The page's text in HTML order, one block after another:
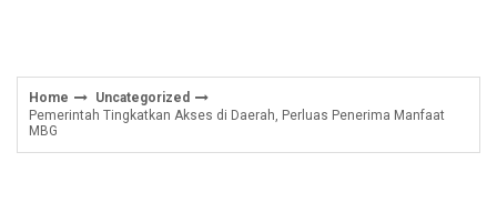
Home
Uncategorized
Pemerintah Tingkatkan Akses di Daerah, Perluas Penerima Manfaat
MBG